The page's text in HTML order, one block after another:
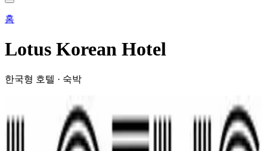
홈
Lotus Korean Hotel
한국형 호텔 · 숙박
웹사이트